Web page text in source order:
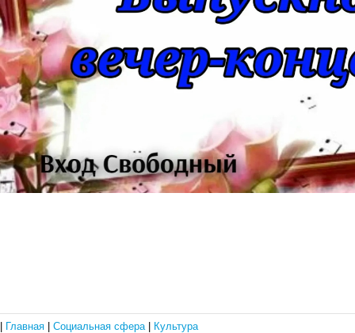
Главная Социальная сфера Культура